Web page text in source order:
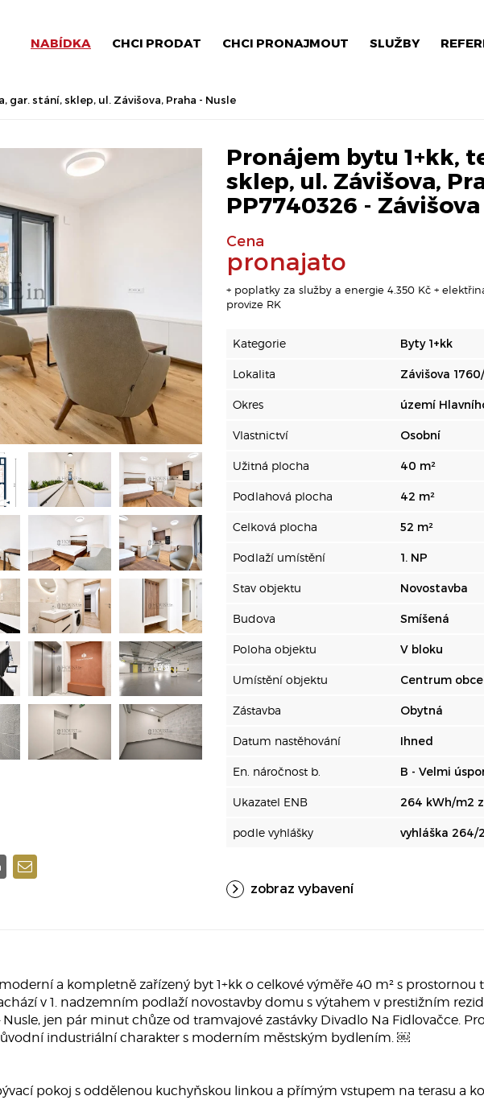
NABÍDKA CHCI PRODAT CHCI PRONAJMOUT SLUŽBY
gar. stání, sklep, ul. Závišova, Praha - Nusle
Pronájem bytu 1+kk,
sklep, ul. Závišova,
PP7740326 - Závišova
Cena
pronajato
+ poplatky za služby a energie 4.350 Kč +
provize RK
Kategorie Byty 1+kk
Lokalita Závišova
Okres území
Vlastnictví Osobní
Užitná plocha 40 m²
Podlahová plocha 42 m²
Celková plocha 52 m²
Podlaží umístění 1. NP
Stav objektu Novostavba
Budova Smíšená
Poloha objektu V bloku
Umístění objektu Centrum obce
Zástavba Obytná
Datum nastěhování Ihned
En. náročnost b. B - Velmi
Ukazatel ENB 264 kWh/m2
podle vyhlášky vyhláška 264/
zobraz vybavení
a kompletně zařízený byt 1+kk o celkové výměře 40 m² s prostornou
v 1. nadzemním podlaží novostavby domu s výtahem v prestižním
Nusle, jen pár minut chůze od tramvajové zastávky Divadlo Na Fidlovačce.
industriální charakter s moderním městským bydlením. ￼
pokoj s oddělenou kuchyňskou linkou a přímým vstupem na terasu a